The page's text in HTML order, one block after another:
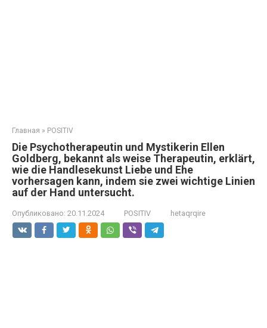
Главная » POSITIV
Die Psychotherapeutin und Mystikerin Ellen
Goldberg, bekannt als weise Therapeutin, erklärt,
wie die Handlesekunst Liebe und Ehe
vorhersagen kann, indem sie zwei wichtige Linien
auf der Hand untersucht.
Опубликовано: 20.11.2024 POSITIV hetaqrqire